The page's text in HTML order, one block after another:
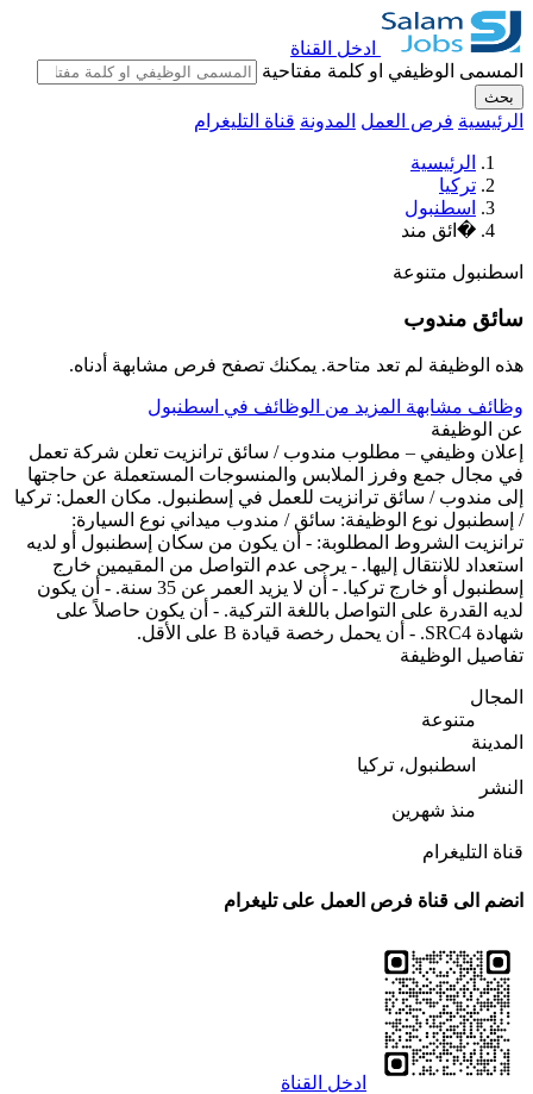
ادخل القناة
المسمى الوظيفي او كلمة مفتاحية
بحث
الرئيسية فرص العمل المدونة قناة التليغرام
الرئيسية
تركيا
اسطنبول
�ائق مند
اسطنبول متنوعة
سائق مندوب
هذه الوظيفة لم تعد متاحة. يمكنك تصفح فرص مشابهة أدناه.
وظائف مشابهة المزيد من الوظائف في اسطنبول
عن الوظيفة
إعلان وظيفي – مطلوب مندوب / سائق ترانزيت تعلن شركة تعمل
في مجال جمع وفرز الملابس والمنسوجات المستعملة عن حاجتها
إلى مندوب / سائق ترانزيت للعمل في إسطنبول. مكان العمل: تركيا
/ إسطنبول نوع الوظيفة: سائق / مندوب ميداني نوع السيارة:
ترانزيت الشروط المطلوبة: - أن يكون من سكان إسطنبول أو لديه
استعداد للانتقال إليها. - يرجى عدم التواصل من المقيمين خارج
إسطنبول أو خارج تركيا. - أن لا يزيد العمر عن 35 سنة. - أن يكون
لديه القدرة على التواصل باللغة التركية. - أن يكون حاصلاً على
شهادة SRC4. - أن يحمل رخصة قيادة B على الأقل.
تفاصيل الوظيفة
المجال
متنوعة
المدينة
اسطنبول، تركيا
النشر
منذ شهرين
قناة التليغرام
انضم الى قناة فرص العمل على تليغرام
ادخل القناة